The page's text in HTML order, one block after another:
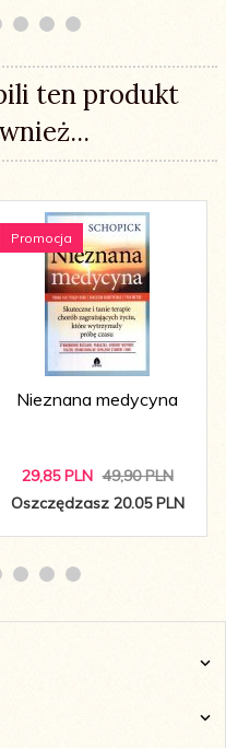
ten produkt
Promocja
Nieznana medycyna
29,85 PLN 49,90 PLN
Oszczędzasz 20.05 PLN